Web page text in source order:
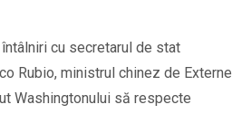
cu secretarul de stat
Rubio, ministrul chinez de Externe
Washingtonului să respecte